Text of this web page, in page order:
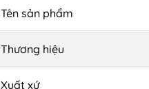
Tên sản phẩm
Thương hiệu
Xuất xứ